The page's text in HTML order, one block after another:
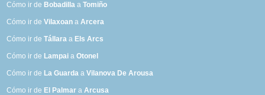
Cómo ir de Bobadilla aTomiño
Cómo ir deVilaxoan aArcera
Cómo ir deTállara a Els Arcs
Cómo ir de Lampai aOtonel
Cómo ir de La Guarda aVilanova De Arousa
Cómo ir de El Palmar aArcusa